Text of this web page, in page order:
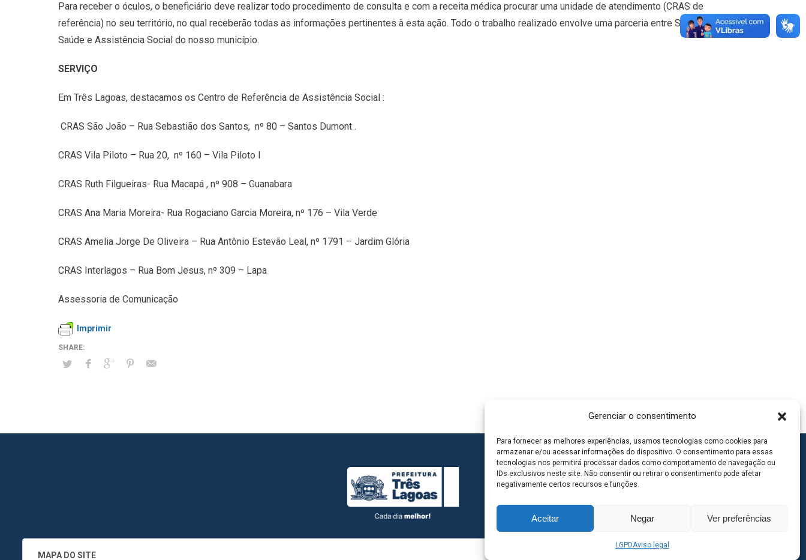
Gerenciar o consentimento
Para fornecer as melhores experiências, usamos tecnologias como cookies para
armazenar e/ou acessar informações do dispositivo. O consentimento para essas
tecnologias nos permitirá processar dados como comportamento de navegação ou
IDs exclusivos neste site. Não consentir ou retirar o consentimento pode afetar
negativamente certos recursos e funções.
Aceitar Negar Ver preferências
LGPDAviso legal
Para receber o óculos, o beneficiário deve realizar todo procedimento de consulta e com a receita médica procurar uma unidade de atendimento (CRAS de
referência) no seu território, no qual receberão todas as informações pertinentes à esta ação. Todo o trabalho realizado envolve uma parceria entre Secretaria de
Saúde e Assistência Social do nosso município.
SERVIÇO
Em Três Lagoas, destacamos os Centro de Referência de Assistência Social :
CRAS São João – Rua Sebastião dos Santos, nº 80 – Santos Dumont .
CRAS Vila Piloto – Rua 20, nº 160 – Vila Piloto I
CRAS Ruth Filgueiras- Rua Macapá , nº 908 – Guanabara
CRAS Ana Maria Moreira- Rua Rogaciano Garcia Moreira, nº 176 – Vila Verde
CRAS Amelia Jorge De Oliveira – Rua Antônio Estevão Leal, nº 1791 – Jardim Glória
CRAS Interlagos – Rua Bom Jesus, nº 309 – Lapa
Assessoria de Comunicação
Imprimir
MAPA DO SITE